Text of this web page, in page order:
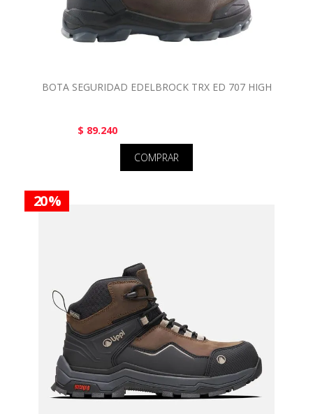
BOTA SEGURIDAD EDELBROCK TRX ED 707 HIGH
$ 89.240
COMPRAR
20 %